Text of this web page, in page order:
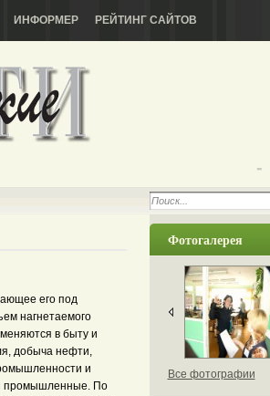
ИНФОРМЕР РЕЙТИНГ САЙТОВ
-
его под
нагнетаемого
в быту и
добыча нефти,
и
промышленные. По
Фотогалерея
Все фотографии